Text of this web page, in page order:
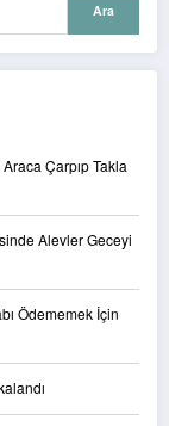
Ara
Çarpıp Takla
Alevler Geceyi
Ödememek İçin